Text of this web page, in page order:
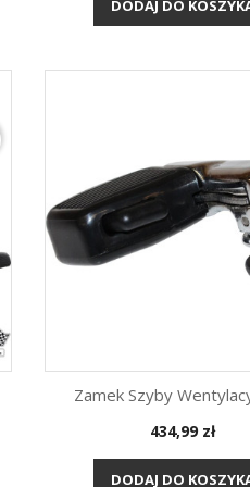
DODAJ DO
Szybki podgląd
Zamek Szyby
Cena
434,99 zł
DODAJ DO